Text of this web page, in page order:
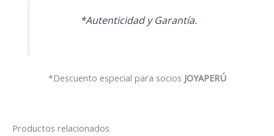
*Autenticidad y Garantía.
*Descuento especial para socios JOYAPERÚ
Productos relacionados